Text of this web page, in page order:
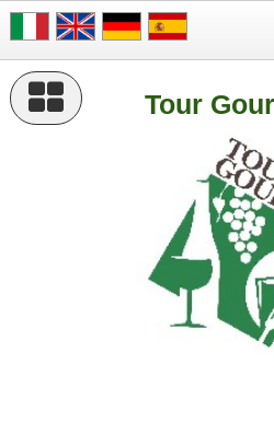
 Tour